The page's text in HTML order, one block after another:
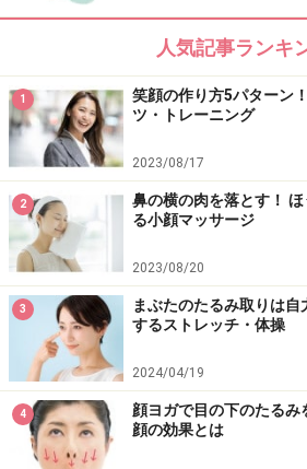
人気記事ランキ
1
笑顔の作り方5パターン
ツ・トレーニング
2023/08/17
2
鼻の横の肉を落とす！
る小顔マッサージ
2023/08/20
3
まぶたのたるみ取りは自
するストレッチ・体操
2024/04/19
4
顔ヨガで目の下のたる
顔の効果とは